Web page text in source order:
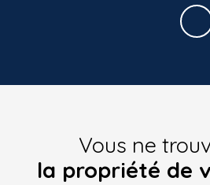
Vous ne
la propriété de